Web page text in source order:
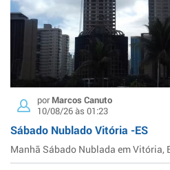
porMarcos Canuto
10/08/26 às 01:23
Sábado Nublado Vitória -ES
Manhã Sábado Nublada em Vitória,